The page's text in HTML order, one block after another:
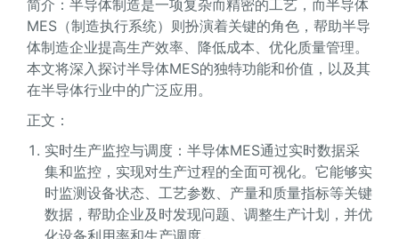
简介：半导体制造是一项复杂而精密的工艺，而半导体
MES（制造执行系统）则扮演着关键的角色，帮助半导
体制造企业提高生产效率、降低成本、优化质量管理。
本文将深入探讨半导体MES的独特功能和价值，以及其
在半导体行业中的广泛应用。
正文：
实时生产监控与调度：半导体MES通过实时数据采
集和监控，实现对生产过程的全面可视化。它能够实
时监测设备状态、工艺参数、产量和质量指标等关键
数据，帮助企业及时发现问题、调整生产计划，并优
化设备利用率和生产调度。